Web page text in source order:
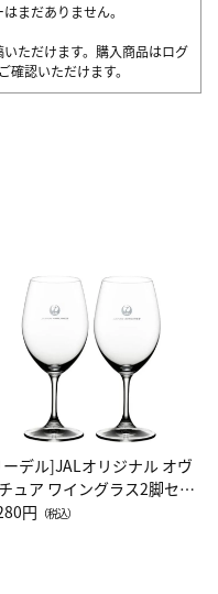
まだありません。
ただけます。購入商品はログ
確認いただけます。
デル]JALオリジナル オヴ
ュア ワイングラス2脚セッ
レッドワイン）
円 （税込）